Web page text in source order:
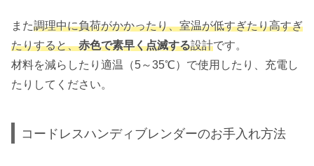
また調理中に負荷がかかったり、室温が低すぎたり高すぎ
たりすると、赤色で素早く点滅する設計です。
材料を減らしたり適温（5～35℃）で使用したり、充電し
たりしてください。
コードレスハンディブレンダーのお手入れ方法